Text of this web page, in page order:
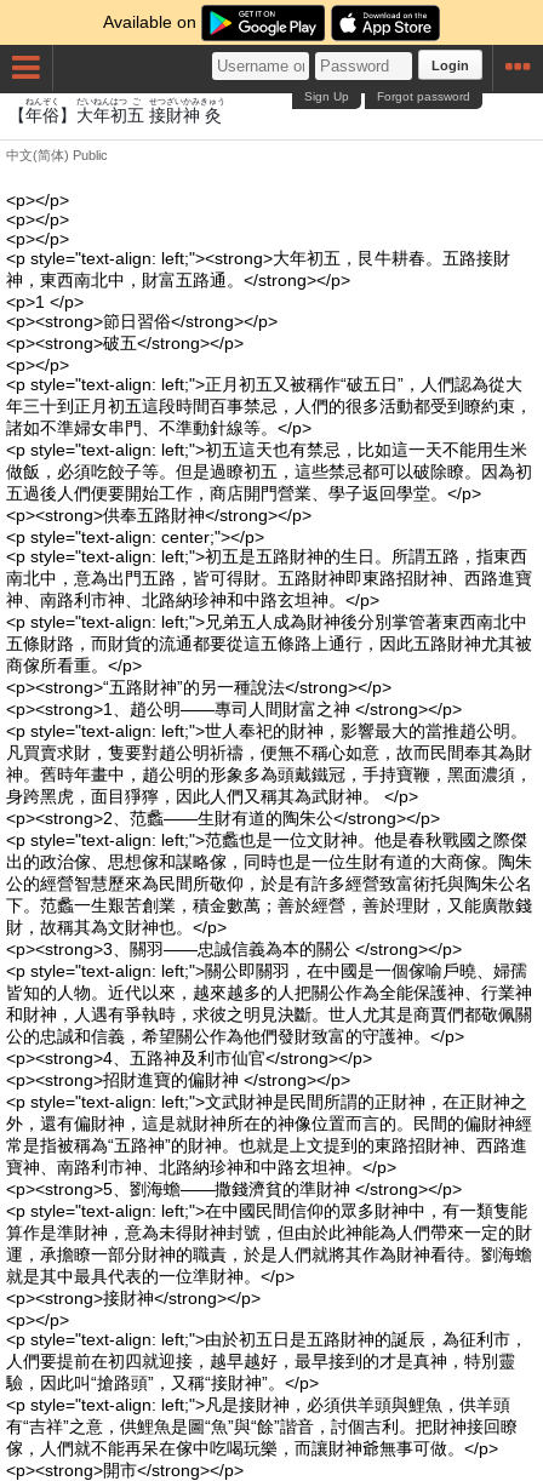
Available on
Login
Forgot password
Sign Up
【年
ねん
俗
ぞく
】 大
だい
年
ねん
初
はつ
五
ご
接
せつ
財
ざい
神
かみ
灸
きゅう
中文(简体) Public
<p></p>
<p></p>
<p></p>
<p style="text-align: left;"><strong>大年初五，艮牛耕春。五路接財
神，東西南北中，財富五路通。</strong></p>
<p>1 </p>
<p><strong>節日習俗</strong></p>
<p><strong>破五</strong></p>
<p></p>
<p style="text-align: left;">正月初五又被稱作“破五日”，人們認為從大
年三十到正月初五這段時間百事禁忌，人們的很多活動都受到瞭約束，
諸如不準婦女串門、不準動針線等。</p>
<p style="text-align: left;">初五這天也有禁忌，比如這一天不能用生米
做飯，必須吃餃子等。但是過瞭初五，這些禁忌都可以破除瞭。因為初
五過後人們便要開始工作，商店開門營業、學子返回學堂。</p>
<p><strong>供奉五路財神</strong></p>
<p style="text-align: center;"></p>
<p style="text-align: left;">初五是五路財神的生日。所謂五路，指東西
南北中，意為出門五路，皆可得財。五路財神即東路招財神、西路進寶
神、南路利市神、北路納珍神和中路玄坦神。</p>
<p style="text-align: left;">兄弟五人成為財神後分別掌管著東西南北中
五條財路，而財貨的流通都要從這五條路上通行，因此五路財神尤其被
商傢所看重。</p>
<p><strong>“五路財神”的另一種說法</strong></p>
<p><strong>1、趙公明——專司人間財富之神 </strong></p>
<p style="text-align: left;">世人奉祀的財神，影響最大的當推趙公明。
凡買賣求財，隻要對趙公明祈禱，便無不稱心如意，故而民間奉其為財
神。舊時年畫中，趙公明的形象多為頭戴鐵冠，手持寶鞭，黑面濃須，
身跨黑虎，面目猙獰，因此人們又稱其為武財神。 </p>
<p><strong>2、范蠡——生財有道的陶朱公</strong></p>
<p style="text-align: left;">范蠡也是一位文財神。他是春秋戰國之際傑
出的政治傢、思想傢和謀略傢，同時也是一位生財有道的大商傢。陶朱
公的經營智慧歷來為民間所敬仰，於是有許多經營致富術托與陶朱公名
下。范蠡一生艱苦創業，積金數萬；善於經營，善於理財，又能廣散錢
財，故稱其為文財神也。</p>
<p><strong>3、關羽——忠誠信義為本的關公 </strong></p>
<p style="text-align: left;">關公即關羽，在中國是一個傢喻戶曉、婦孺
皆知的人物。近代以來，越來越多的人把關公作為全能保護神、行業神
和財神，人遇有爭執時，求彼之明見決斷。世人尤其是商賈們都敬佩關
公的忠誠和信義，希望關公作為他們發財致富的守護神。</p>
<p><strong>4、五路神及利市仙官</strong></p>
<p><strong>招財進寶的偏財神 </strong></p>
<p style="text-align: left;">文武財神是民間所謂的正財神，在正財神之
外，還有偏財神，這是就財神所在的神像位置而言的。民間的偏財神經
常是指被稱為“五路神”的財神。也就是上文提到的東路招財神、西路進
寶神、南路利市神、北路納珍神和中路玄坦神。</p>
<p><strong>5、劉海蟾——撒錢濟貧的準財神 </strong></p>
<p style="text-align: left;">在中國民間信仰的眾多財神中，有一類隻能
算作是準財神，意為未得財神封號，但由於此神能為人們帶來一定的財
運，承擔瞭一部分財神的職責，於是人們就將其作為財神看待。劉海蟾
就是其中最具代表的一位準財神。</p>
<p><strong>接財神</strong></p>
<p></p>
<p style="text-align: left;">由於初五日是五路財神的誕辰，為征利市，
人們要提前在初四就迎接，越早越好，最早接到的才是真神，特別靈
驗，因此叫“搶路頭”，又稱“接財神”。</p>
<p style="text-align: left;">凡是接財神，必須供羊頭與鯉魚，供羊頭
有“吉祥”之意，供鯉魚是圖“魚”與“餘”諧音，討個吉利。把財神接回瞭
傢，人們就不能再呆在傢中吃喝玩樂，而讓財神爺無事可做。</p>
<p><strong>開市</strong></p>